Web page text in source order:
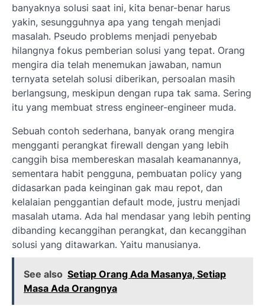
banyaknya solusi saat ini, kita benar-benar harus
yakin, sesungguhnya apa yang tengah menjadi
masalah. Pseudo problems menjadi penyebab
hilangnya fokus pemberian solusi yang tepat. Orang
mengira dia telah menemukan jawaban, namun
ternyata setelah solusi diberikan, persoalan masih
berlangsung, meskipun dengan rupa tak sama. Sering
itu yang membuat stress engineer-engineer muda.
Sebuah contoh sederhana, banyak orang mengira
mengganti perangkat firewall dengan yang lebih
canggih bisa membereskan masalah keamanannya,
sementara habit pengguna, pembuatan policy yang
didasarkan pada keinginan gak mau repot, dan
kelalaian penggantian default mode, justru menjadi
masalah utama. Ada hal mendasar yang lebih penting
dibanding kecanggihan perangkat, dan kecanggihan
solusi yang ditawarkan. Yaitu manusianya.
See also Setiap Orang Ada Masanya, Setiap
Masa Ada Orangnya